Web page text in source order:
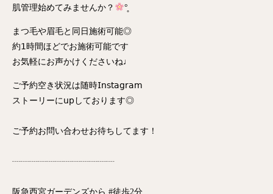
肌管理始めてみませんか？
°̥
まつ毛や眉毛と同日施術可能◎
約𝟣時間ほどでお施術可能です
お気軽にお声かけくださいね♩
ご予約空き状況は随時𝖨𝗇𝗌𝗍𝖺𝗀𝗋𝖺𝗆
ストーリーに𝗎𝗉しております◎
ご予約お問い合わせお待ちしてます！
┈┈┈┈┈┈┈┈┈┈┈┈
阪急西宮ガーデンズから #徒歩2分